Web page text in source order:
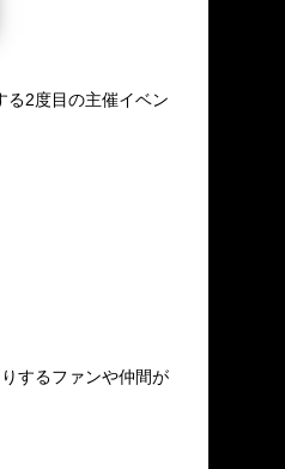
る2度目の主催イベン
するファンや仲間が